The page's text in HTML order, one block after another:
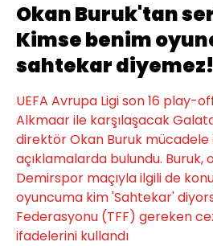
Okan Buruk'tan
Kimse benim
sahtekar diyemez!
UEFA Avrupa Ligi son 16 play-
Alkmaar ile karşılaşacak
direktör Okan Buruk
açıklamalarda bulundu. Buruk,
Demirspor maçıyla ilgili de
oyuncuma kim 'Sahtekar'
Federasyonu (TFF) gereken
ifadelerini kullandı